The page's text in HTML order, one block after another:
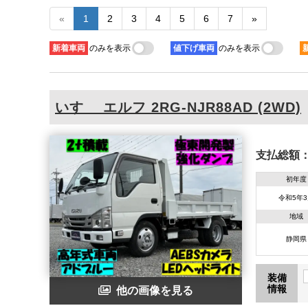
« 1 2 3 4 5 6 7 »
新着車両 のみを表示 値下げ車両 のみを表示
いすゞ エルフ 2RG-NJR88AD (2WD)
他の画像を見る
支払総額
初年度
令和5年
地域
静岡県
装備
情報